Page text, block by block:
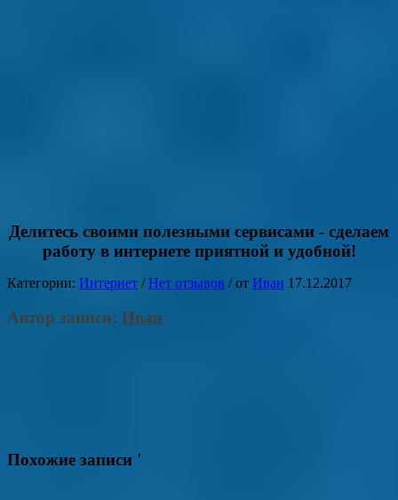
Делитесь своими полезными сервисами - сделаем
работу в интернете приятной и удобной!
Категории: Интернет / Нет отзывов /от Иван 17.12.2017
Автор записи: Иван
Похожие записи '